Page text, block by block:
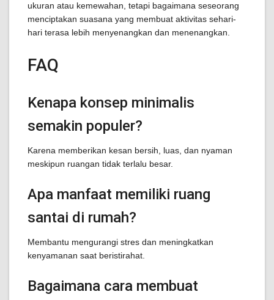
ukuran atau kemewahan, tetapi bagaimana seseorang
menciptakan suasana yang membuat aktivitas sehari-
hari terasa lebih menyenangkan dan menenangkan.
FAQ
Kenapa konsep minimalis
semakin populer?
Karena memberikan kesan bersih, luas, dan nyaman
meskipun ruangan tidak terlalu besar.
Apa manfaat memiliki ruang
santai di rumah?
Membantu mengurangi stres dan meningkatkan
kenyamanan saat beristirahat.
Bagaimana cara membuat